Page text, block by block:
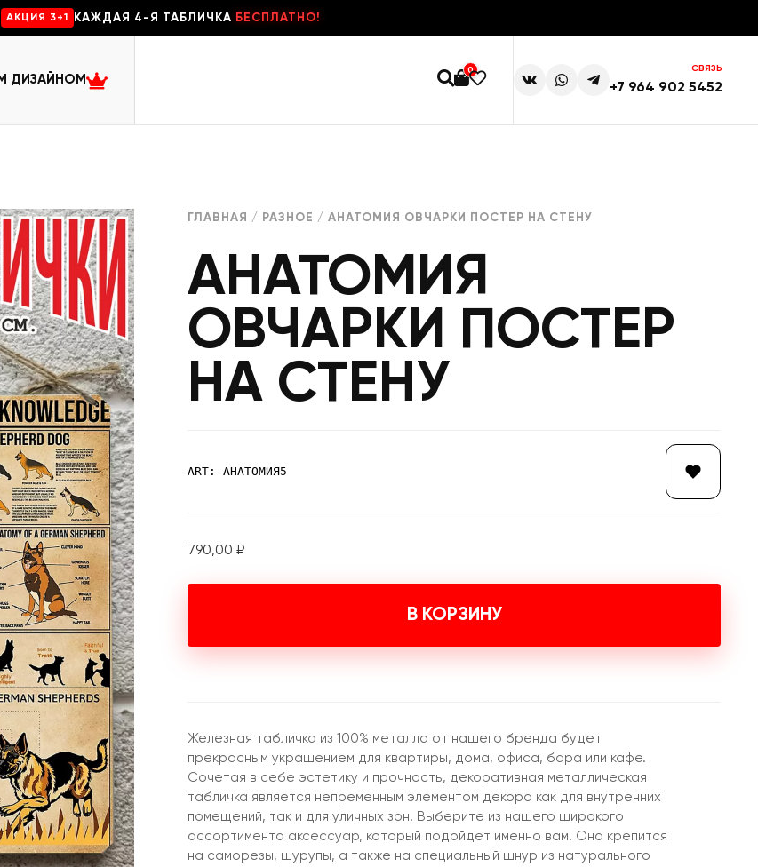
AKЦИЯ 3+1 КАЖДАЯ 4-Я ТАБЛИЧКА БЕСПЛАТНО!
ДИЗАЙНОМ
0 СВЯЗЬ
+7 964 902 5452
ГЛАВНАЯ / РАЗНОЕ / АНАТОМИЯ ОВЧАРКИ ПОСТЕР НА СТЕНУ
АНАТОМИЯ
ОВЧАРКИ ПОСТЕР
НА СТЕНУ
ART: АНАТОМИЯ5
790,00 ₽
В КОРЗИНУ
Железная табличка из 100% металла от нашего бренда будет
прекрасным украшением для квартиры, дома, офиса, бара или кафе.
Сочетая в себе эстетику и прочность, декоративная металлическая
табличка является непременным элементом декора как для внутренних
помещений, так и для уличных зон. Выберите из нашего широкого
ассортимента аксессуар, который подойдет именно вам. Она крепится
на саморезы, шурупы, а также на специальный шнур из натурального